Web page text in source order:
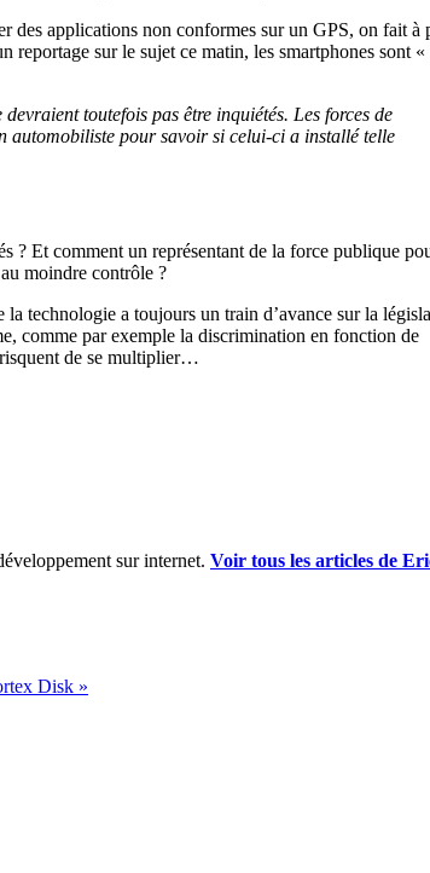
des applications non conformes sur un GPS, on fait à
sur le sujet ce matin, les smartphones sont «
toutefois pas être inquiétés. Les forces de
automobiliste pour savoir si celui-ci a installé telle
? Et comment un représentant de la force publique
moindre contrôle ?
technologie a toujours un train d’avance sur la
comme par exemple la discrimination en fonction de
risquent de se multiplier…
sur internet. Voir tous les articles de
Disk »